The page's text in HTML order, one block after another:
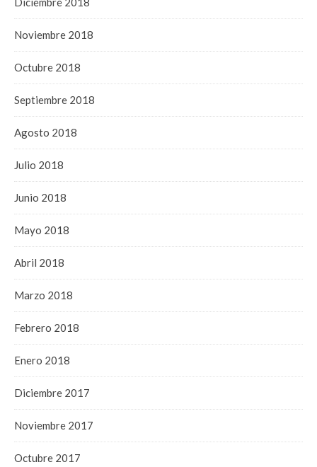
Noviembre 2018
Octubre 2018
Septiembre 2018
Agosto 2018
Julio 2018
Junio 2018
Mayo 2018
Abril 2018
Marzo 2018
Febrero 2018
Enero 2018
Diciembre 2017
Noviembre 2017
Octubre 2017